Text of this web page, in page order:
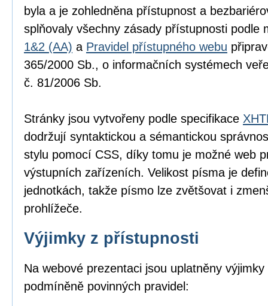
byla a je zohledněna přístupnost a
splňovaly všechny zásady přístupnosti podle
1&2 (AA) a Pravidel přístupného webu
365/2000 Sb., o informačních systémech
č. 81/2006 Sb.
Stránky jsou vytvořeny podle specifikace
dodržují syntaktickou a sémantickou
stylu pomocí CSS, díky tomu je možné web
výstupních zařízeních. Velikost písma je
jednotkách, takže písmo lze zvětšovat i
prohlížeče.
Výjimky z přístupnosti
Na webové prezentaci jsou uplatněny
podmíněně povinných pravidel: